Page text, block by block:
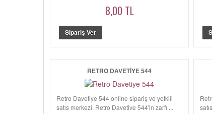
8,00 TL
RETRO DAVETIYE 544
Retro Davetiye 544 online sipariş ve yetkili
satış merkezi. Retro Davetiye 544'in zarfı ...